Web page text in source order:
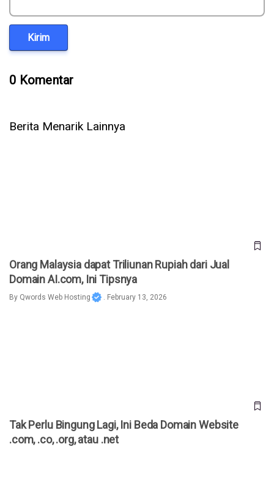
Kirim
0 Komentar
Berita Menarik Lainnya
Orang Malaysia dapat Triliunan Rupiah dari Jual
Domain AI.com, Ini Tipsnya
By Qwords Web Hosting . February 13, 2026
Tak Perlu Bingung Lagi, Ini Beda Domain Website
.com, .co, .org, atau .net